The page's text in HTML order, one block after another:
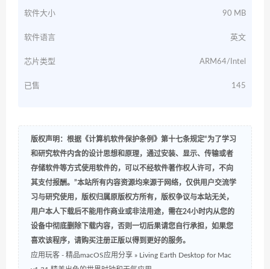
软件大小 90 MB
软件语言 英文
芯片类型 ARM64/Intel
已售 145
版权声明：根据《计算机软件保护条例》第十七条规定“为了学习
和研究软件内含的设计思想和原理，通过安装、显示、传输或者
存储软件等方式使用软件的，可以不经软件著作权人许可，不向
其支付报酬。”本站所有内容资源均来源于网络，仅供用户交流学
习与研究使用，版权归属原版权方所有，版权争议与本站无关，
用户本人下载后不能用作商业或非法用途，需在24小时内从您的
设备中彻底删除下载内容，否则一切后果请您自行承担，如果您
喜欢该程序，请购买注册正版以得到更好的服务。
应用玩客 - 精品macOS应用分享 » Living Earth Desktop for Mac